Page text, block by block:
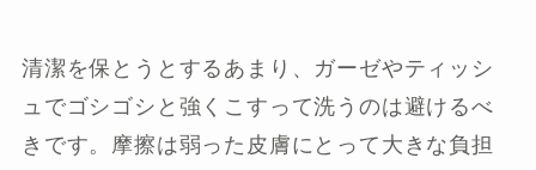
清潔を保とうとするあまり、ガーゼやティッシ
ュでゴシゴシと強くこすって洗うのは避けるべ
きです。摩擦は弱った皮膚にとって大きな負担